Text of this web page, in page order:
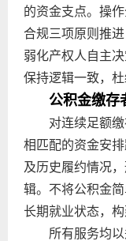
的资金支点。操
合规三项原则推
弱化产权人自主
保持逻辑一致，
公积金缴存
对连续足额
相匹配的资金安
及历史履约情况
辑。不将公积金
长期就业状态，
所有服务均